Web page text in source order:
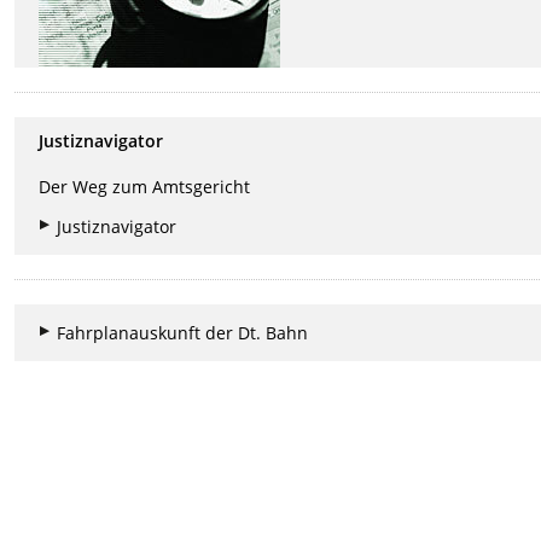
Justiznavigator
Der Weg zum Amtsgericht
Justiznavigator
Fahrplanauskunft der Dt. Bahn